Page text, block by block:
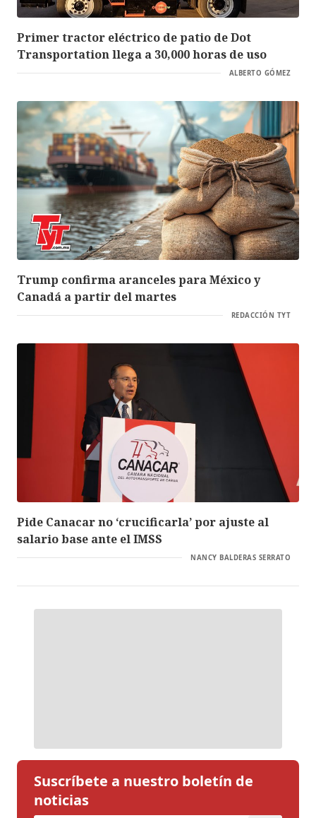
Primer tractor eléctrico de patio de Dot
Transportation llega a 30,000 horas de uso
ALBERTO GÓMEZ
Trump confirma aranceles para México y
Canadá a partir del martes
REDACCIÓN TYT
Pide Canacar no ‘crucificarla’ por ajuste al
salario base ante el IMSS
NANCY BALDERAS SERRATO
Suscríbete a nuestro boletín de
noticias